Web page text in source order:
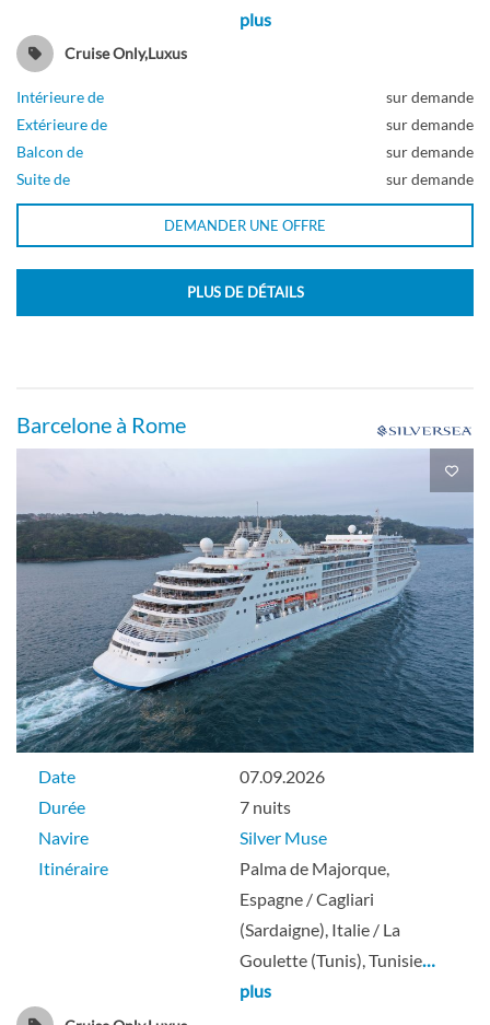
plus
Cruise Only,Luxus
Intérieure de
sur demande
Extérieure de
sur demande
Balcon de
sur demande
Suite de
sur demande
DEMANDER UNE OFFRE
PLUS DE DÉTAILS
Barcelone à Rome
Date
07.09.2026
Durée
7 nuits
Navire
Silver Muse
Itinéraire
Palma de Majorque,
Espagne / Cagliari
(Sardaigne), Italie / La
Goulette (Tunis), Tunisie…
plus